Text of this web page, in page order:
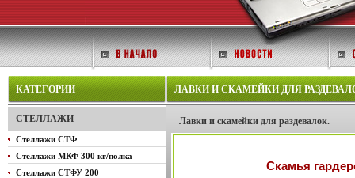
КАТЕГОРИИ
СТЕЛЛАЖИ
Стеллажи СТФ
Стеллажи МКФ 300 кг/полка
Стеллажи СТФУ 200
ЛАВКИ И СКАМЕЙКИ ДЛЯ
Лавки и скамейки для раздевалок.
Скамья